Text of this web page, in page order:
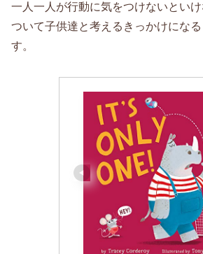
一人一人が行動に気をつけないとい
ついて子供達と考えるきっかけにな
す。